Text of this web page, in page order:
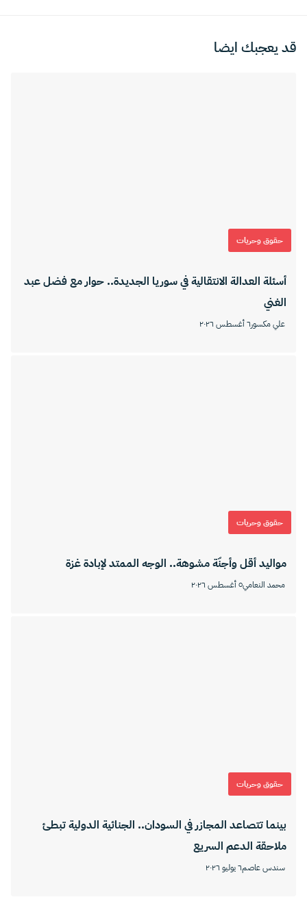
قد يعجبك ايضا
حقوق وحريات
أسئلة العدالة الانتقالية في سوريا الجديدة.. حوار مع فضل عبد
الغني
علي مكسور٦ أغسطس ٢٠٢٦
حقوق وحريات
مواليد أقل وأجنّة مشوهة.. الوجه الممتد لإبادة غزة
محمد النعامي٥ أغسطس ٢٠٢٦
حقوق وحريات
بينما تتصاعد المجازر في السودان.. الجنائية الدولية تبطئ
ملاحقة الدعم السريع
سندس عاصم٦ يوليو ٢٠٢٦